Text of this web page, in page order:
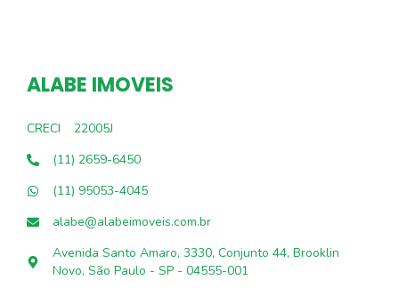
ALABE IMOVEIS
CRECI
22005J
(11) 2659-6450
(11) 95053-4045
alabe@alabeimoveis.com.br
Avenida Santo Amaro, 3330, Conjunto 44, Brooklin
Novo, São Paulo - SP - 04555-001